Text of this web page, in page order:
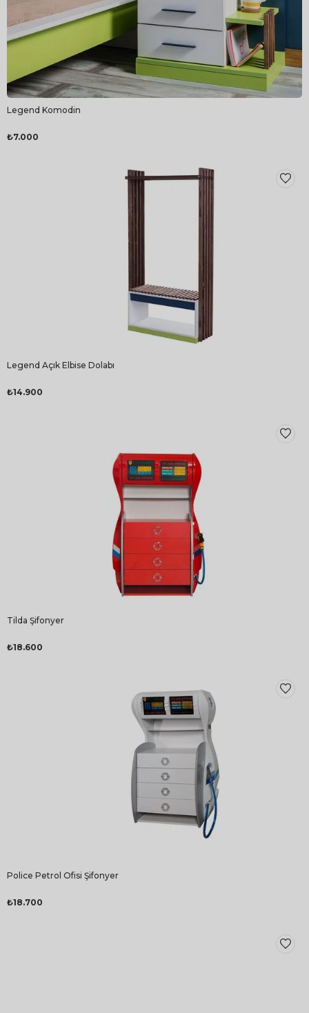
Legend Komodin
₺7.000
Legend Açık Elbise Dolabı
₺14.900
Tilda Şifonyer
₺18.600
Police Petrol Ofisi Şifonyer
₺18.700